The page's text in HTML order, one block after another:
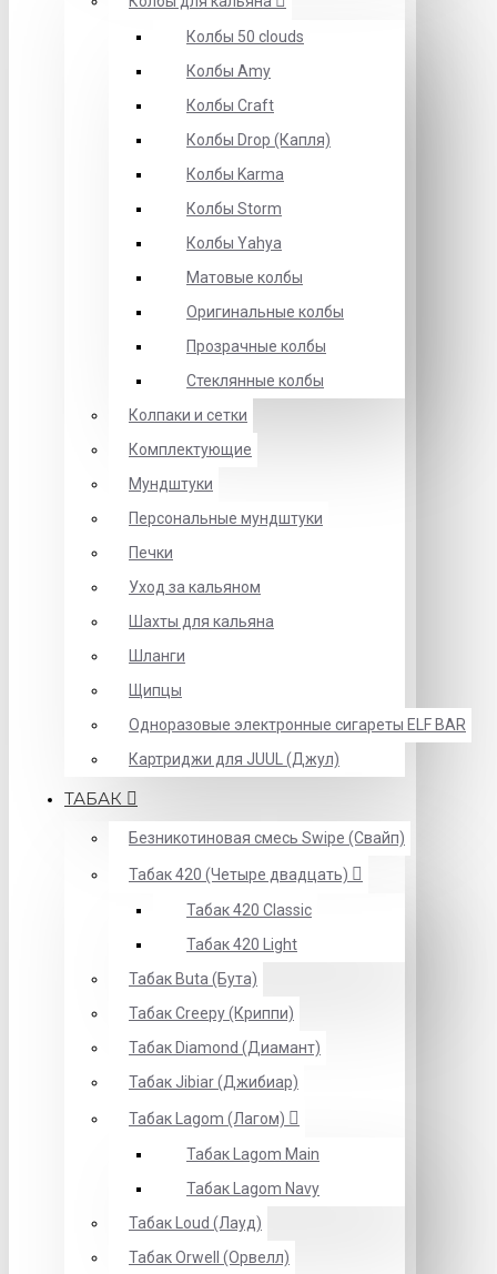
Колбы 50 clouds
Колбы Amy
Колбы Craft
Колбы Drop (Капля)
Колбы Karma
Колбы Storm
Колбы Yahya
Матовые колбы
Оригинальные колбы
Прозрачные колбы
Стеклянные колбы
Колпаки и сетки
Комплектующие
Мундштуки
Персональные мундштуки
Печки
Уход за кальяном
Шахты для кальяна
Шланги
Щипцы
Одноразовые электронные сигареты ELF BAR
Картриджи для JUUL (Джул)
ТАБАК
Безникотиновая смесь Swipe (Свайп)
Табак 420 (Четыре двадцать)
Табак 420 Classic
Табак 420 Light
Табак Buta (Бута)
Табак Creepy (Криппи)
Табак Diamond (Диамант)
Табак Jibiar (Джибиар)
Табак Lagom (Лагом)
Табак Lagom Main
Табак Lagom Navy
Табак Loud (Лауд)
Табак Orwell (Орвелл)